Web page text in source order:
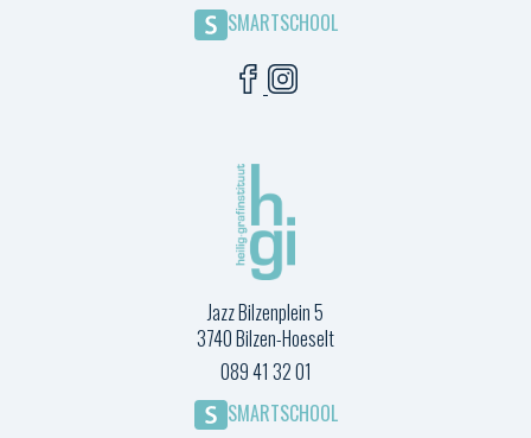
SMARTSCHOOL
Jazz Bilzenplein 5
3740 Bilzen-Hoeselt
089 41 32 01
SMARTSCHOOL